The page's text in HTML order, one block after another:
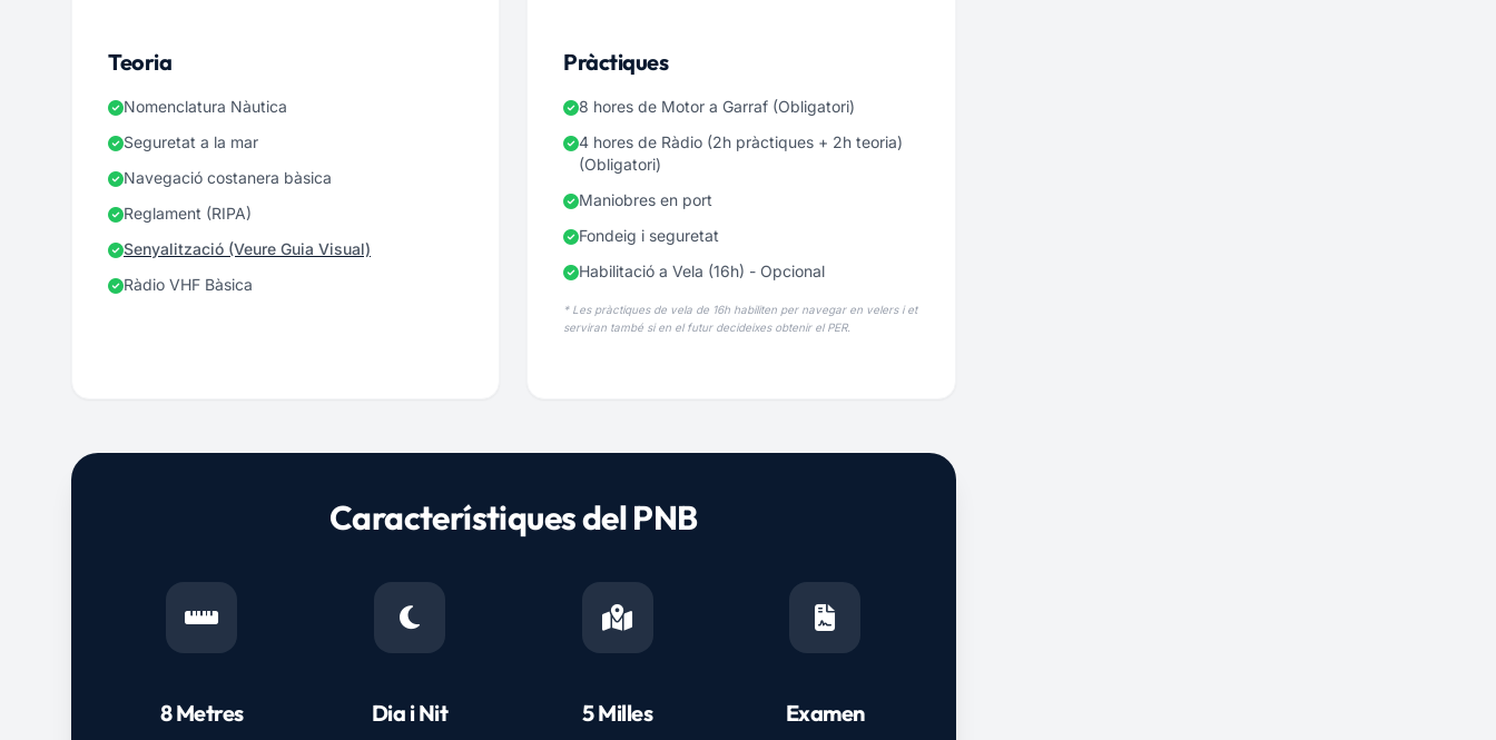
Teoria
Nomenclatura Nàutica
Seguretat a la mar
Navegació costanera bàsica
Reglament (RIPA)
Senyalització (Veure Guia Visual)
Ràdio VHF Bàsica
Pràctiques
8 hores de Motor a Garraf (Obligatori)
4 hores de Ràdio (2h pràctiques + 2h teoria)
(Obligatori)
Maniobres en port
Fondeig i seguretat
Habilitació a Vela (16h) - Opcional
* Les pràctiques de vela de 16h habiliten per navegar en velers i et
serviran també si en el futur decideixes obtenir el PER.
Característiques del PNB
8 Metres Dia i Nit 5 Milles Examen